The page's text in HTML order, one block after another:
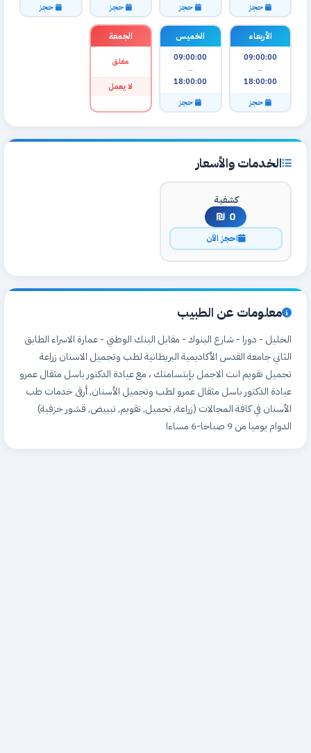
حجز
حجز
حجز
حجز
الأربعاء
09:00:00
—
18:00:00
حجز
الخميس
09:00:00
—
18:00:00
حجز
الجمعة
مغلق
لا يعمل
الخدمات والأسعار
كشفية
0 ₪
احجز الآن
معلومات عن الطبيب
الخليل - دورا - شارع البنوك - مقابل البنك الوطني - عمارة الاسراء الطابق
الثاني جامعة القدس الأكاديمية البريطانية لطب وتجميل الاسنان زراعة
تجميل تقويم انت الاجمل بإبتسامتك ، مع عيادة الدكتور باسل مثقال عمرو
عيادة الدكتور باسل مثقال عمرو لطب وتجميل الأسنان, أرقى خدمات طب
الأسنان في كافة المجالات (زراعة, تجميل, تقويم, تبييض, قشور خزفية)
الدوام يوميا من 9 صباحا-6 مساءا